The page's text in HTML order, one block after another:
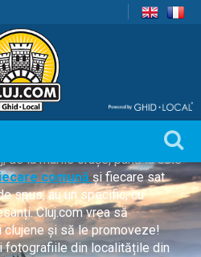
altfel
75 comune, 5 municipii, 1
de Cluj.com în anul 2014, în
Văzut Altfel. Scopul
și promovarea tuturor
de la marile orașe, până la cele
comună și fiecare sat
spus, au un specific, cu
Cluj.com vrea să
şi să le promoveze!
fotografiile din localitățile din